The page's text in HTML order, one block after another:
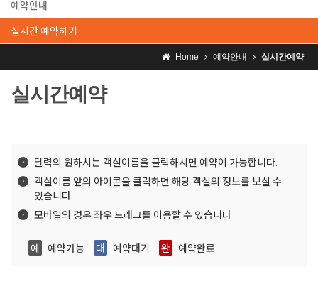
예약안내
실시간 예약하기
Home 예약안내 실시간예약
실시간예약
달력의 원하시는 객실이름을 클릭하시면 예약이 가능합니다.
객실이름 앞의 아이콘을 클릭하면 해당 객실의 정보를 보실 수
있습니다.
모바일의 경우 좌우 드래그를 이용할 수 있습니다
예 예약가능 대 예약대기 완 예약완료